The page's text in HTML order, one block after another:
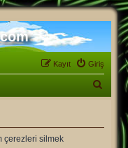
Giriş
Kayıt
çerezleri silmek